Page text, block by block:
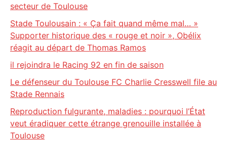
secteur de Toulouse
Stade Toulousain : « Ça fait quand même mal… »
Supporter historique des « rouge et noir », Obélix
réagit au départ de Thomas Ramos
il rejoindra le Racing 92 en fin de saison
Le défenseur du Toulouse FC Charlie Cresswell file au
Stade Rennais
Reproduction fulgurante, maladies : pourquoi l’État
veut éradiquer cette étrange grenouille installée à
Toulouse